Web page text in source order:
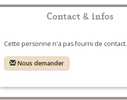
Contact & infos
Cette personne n'a pas fourni de contact.
Nous demander